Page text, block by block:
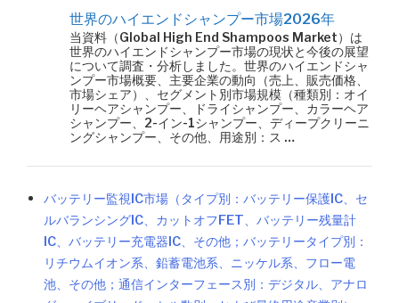
世界のハイエンドシャンプー市場2026年
当資料（Global High End Shampoos Market）は
世界のハイエンドシャンプー市場の現状と今後の展望
について調査・分析しました。世界のハイエンドシャ
ンプー市場概要、主要企業の動向（売上、販売価格、
市場シェア）、セグメント別市場規模（種類別：オイ
リーヘアシャンプー、ドライシャンプー、カラーヘア
シャンプー、2-イン-1シャンプー、ディープクリーニ
ングシャンプー、その他、用途別：ス …
バッテリー監視IC市場（タイプ別：バッテリー保護IC、セ
ルバランシングIC、カットオフFET、バッテリー残量計
IC、バッテリー充電器IC、その他；バッテリータイプ別：
リチウムイオン系、鉛蓄電池系、ニッケル系、フロー電
池、その他；通信インターフェース別：デジタル、アナロ